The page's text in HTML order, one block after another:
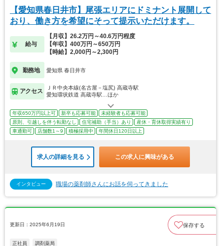
【愛知県春日井市】尾張エリアにドミナント展開して
おり、働き方を希望にそって提示いただけます。
給与
【月収】26.2万円～40.6万円程度
【年収】400万円～650万円
【時給】2,000円～2,300円
勤務地 愛知県 春日井市
アクセス
ＪＲ中央本線(名古屋－塩尻) 高蔵寺駅
愛知環状鉄道 高蔵寺駅…ほか
年収650万円以上可 新卒も応募可能
未経験者も応募可能
原則、引越しを伴う転勤なし
住宅補助（手当）あり
産休・育休取得実績有り
車通勤可
店舗数1～9 積極採用中 年間休日120日以上
求人の詳細を見る この求人に興味がある
インタビュー 職場の薬剤師さんにお話を伺ってきました
更新日：2025年6月19日 保存する
正社員 調剤薬局